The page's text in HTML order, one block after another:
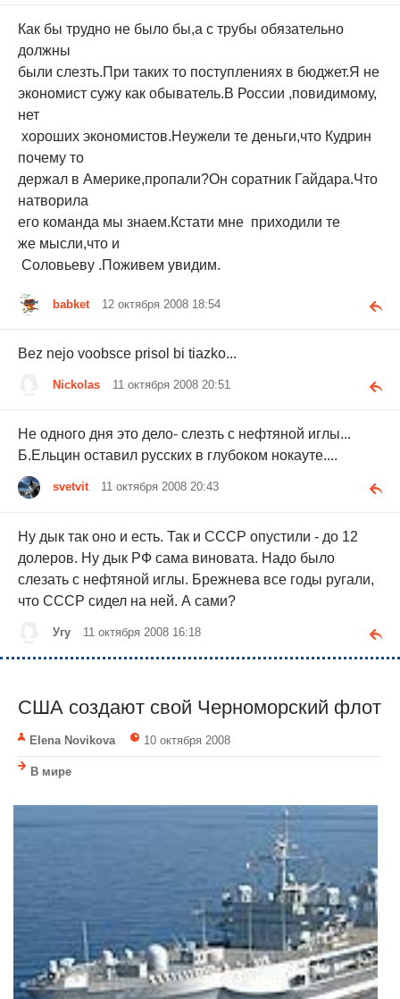
Как бы трудно не было бы,а с трубы обязательно
должны
были слезть.При таких то поступлениях в бюджет.Я не
экономист сужу как обыватель.В России ,повидимому,
нет
хороших экономистов.Неужели те деньги,что Кудрин
почему то
держал в Америке,пропали?Он соратник Гайдара.Что
натворила
его команда мы знаем.Кстати мне приходили те
же мысли,что и
Соловьеву .Поживем увидим.
babket 12 октября 2008 18:54
Bez nejo voobsce prisol bi tiazko...
Nickolas 11 октября 2008 20:51
Не одного дня это дело- слезть с нефтяной иглы...
Б.Ельцин оставил русских в глубоком нокауте....
svetvit 11 октября 2008 20:43
Ну дык так оно и есть. Так и СССР опустили - до 12
долеров. Ну дык РФ сама виновата. Надо было
слезать с нефтяной иглы. Брежнева все годы ругали,
что СССР сидел на ней. А сами?
Угу 11 октября 2008 16:18
США создают свой Черноморский флот
Elena Novikova 10 октября 2008
В мире